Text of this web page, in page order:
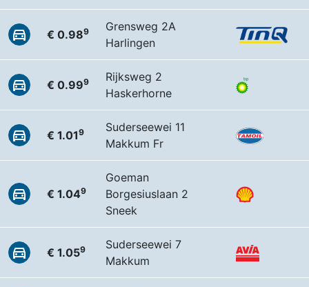
€ 0.989
Grensweg 2A
Harlingen
€ 0.999
Rijksweg 2
Haskerhorne
€ 1.019
Suderseewei 11
Makkum Fr
€ 1.049
Goeman
Borgesiuslaan 2
Sneek
€ 1.059
Suderseewei 7
Makkum